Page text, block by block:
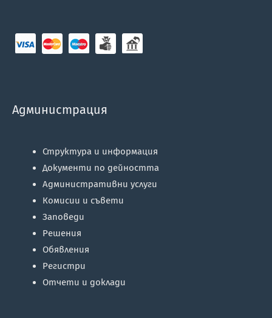
Администрация
Структура и информация
Документи по дейността
Административни услуги
Комисии и съвети
Заповеди
Решения
Обявления
Регистри
Отчети и доклади